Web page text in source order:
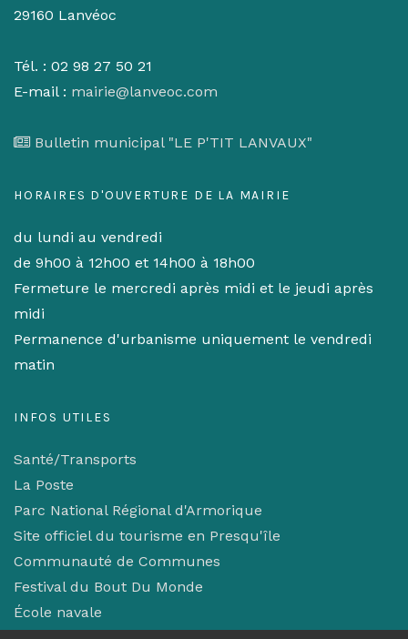
29160 Lanvéoc
Tél. : 02 98 27 50 21
E-mail : mairie@lanveoc.com
Bulletin municipal "LE P'TIT LANVAUX"
HORAIRES D'OUVERTURE DE LA MAIRIE
du lundi au vendredi
de 9h00 à 12h00 et 14h00 à 18h00
Fermeture le mercredi après midi et le jeudi après
midi
Permanence d'urbanisme uniquement le vendredi
matin
INFOS UTILES
Santé/Transports
La Poste
Parc National Régional d'Armorique
Site officiel du tourisme en Presqu'île
Communauté de Communes
Festival du Bout Du Monde
École navale